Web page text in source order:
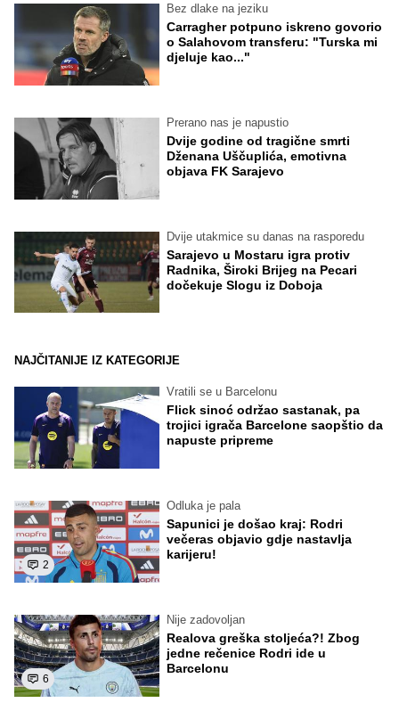
Bez dlake na jeziku
Carragher potpuno iskreno govorio
o Salahovom transferu: "Turska mi
djeluje kao..."
Prerano nas je napustio
Dvije godine od tragične smrti
Dženana Uščuplića, emotivna
objava FK Sarajevo
Dvije utakmice su danas na rasporedu
Sarajevo u Mostaru igra protiv
Radnika, Široki Brijeg na Pecari
dočekuje Slogu iz Doboja
NAJČITANIJE IZ KATEGORIJE
Vratili se u Barcelonu
Flick sinoć održao sastanak, pa
trojici igrača Barcelone saopštio da
napuste pripreme
2
Odluka je pala
Sapunici je došao kraj: Rodri
večeras objavio gdje nastavlja
karijeru!
6
Nije zadovoljan
Realova greška stoljeća?! Zbog
jedne rečenice Rodri ide u
Barcelonu